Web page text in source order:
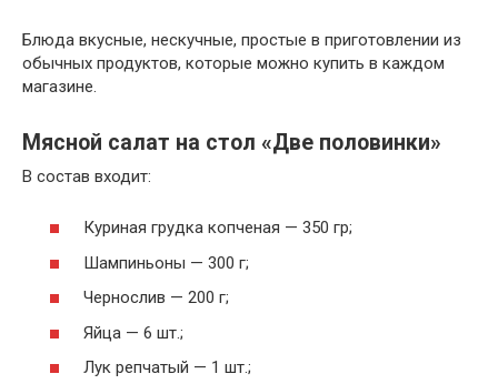
Блюда вкусные, нескучные, простые в приготовлении из
обычных продуктов, которые можно купить в каждом
магазине.
Мясной салат на стол «Две половинки»
В состав входит:
Куриная грудка копченая — 350 гр;
Шампиньоны — 300 г;
Чернослив — 200 г;
Яйца — 6 шт.;
Лук репчатый — 1 шт.;